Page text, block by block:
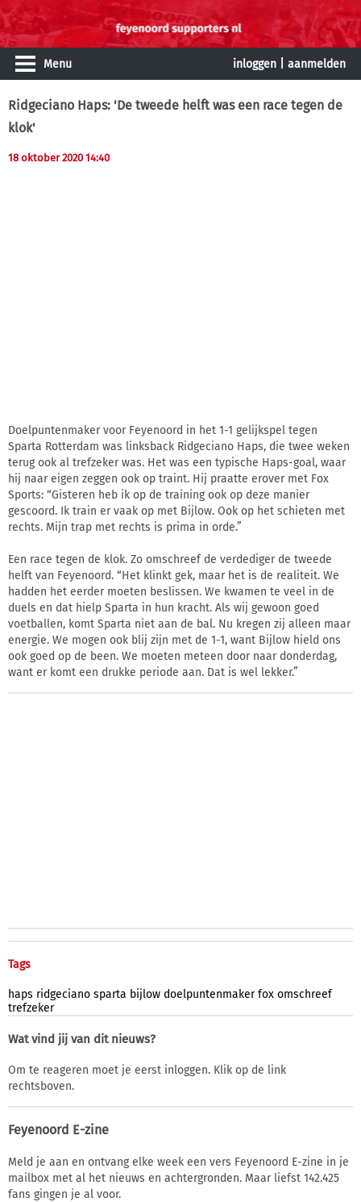
Menu inloggen aanmelden
Ridgeciano Haps: 'De tweede helft was een race tegen de
klok'
18 oktober 2020 14:40
Doelpuntenmaker voor Feyenoord in het 1-1 gelijkspel tegen
Sparta Rotterdam was linksback Ridgeciano Haps, die twee weken
terug ook al trefzeker was. Het was een typische Haps-goal, waar
hij naar eigen zeggen ook op traint. Hij praatte erover met Fox
Sports: “Gisteren heb ik op de training ook op deze manier
gescoord. Ik train er vaak op met Bijlow. Ook op het schieten met
rechts. Mijn trap met rechts is prima in orde.”
Een race tegen de klok. Zo omschreef de verdediger de tweede
helft van Feyenoord. “Het klinkt gek, maar het is de realiteit. We
hadden het eerder moeten beslissen. We kwamen te veel in de
duels en dat hielp Sparta in hun kracht. Als wij gewoon goed
voetballen, komt Sparta niet aan de bal. Nu kregen zij alleen maar
energie. We mogen ook blij zijn met de 1-1, want Bijlow hield ons
ook goed op de been. We moeten meteen door naar donderdag,
want er komt een drukke periode aan. Dat is wel lekker.”
Tags
haps ridgeciano sparta bijlow doelpuntenmaker fox omschreef
trefzeker
Wat vind jij van dit nieuws?
Om te reageren moet je eerst inloggen. Klik op de link
rechtsboven.
Feyenoord E-zine
Meld je aan en ontvang elke week een vers Feyenoord E-zine in je
mailbox met al het nieuws en achtergronden. Maar liefst 142.425
fans gingen je al voor.